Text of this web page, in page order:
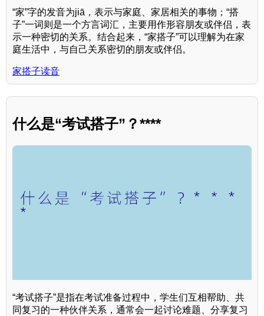
“家”字的发音为jiā，表示与家庭、家居相关的事物；“搭
子”一词则是一个方言词汇，主要用作形容朋友或伴侣，表
示一种密切的关系。结合起来，“家搭子”可以理解为在家
庭生活中，与自己关系密切的朋友或伴侣。
家搭子读音
什么是“考试搭子”？****
“考试搭子”是指在考试准备过程中，学生们互相帮助、共
同复习的一种伙伴关系，通常会一起讨论难题、分享复习